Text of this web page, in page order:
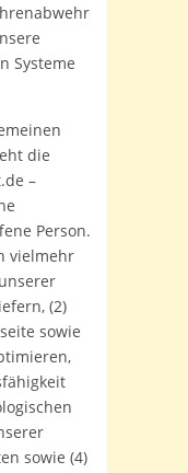
Systeme
die
–
Person.
vielmehr
(2)
sowie
sowie (4)